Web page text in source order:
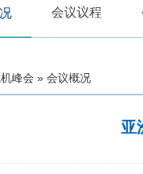
会议议程
峰会 » 会议概况
亚